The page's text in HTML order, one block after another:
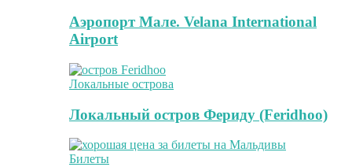
Аэропорт Мале. Velana International
Airport
Локальные острова
Локальный остров Фериду (Feridhoo)
Билеты